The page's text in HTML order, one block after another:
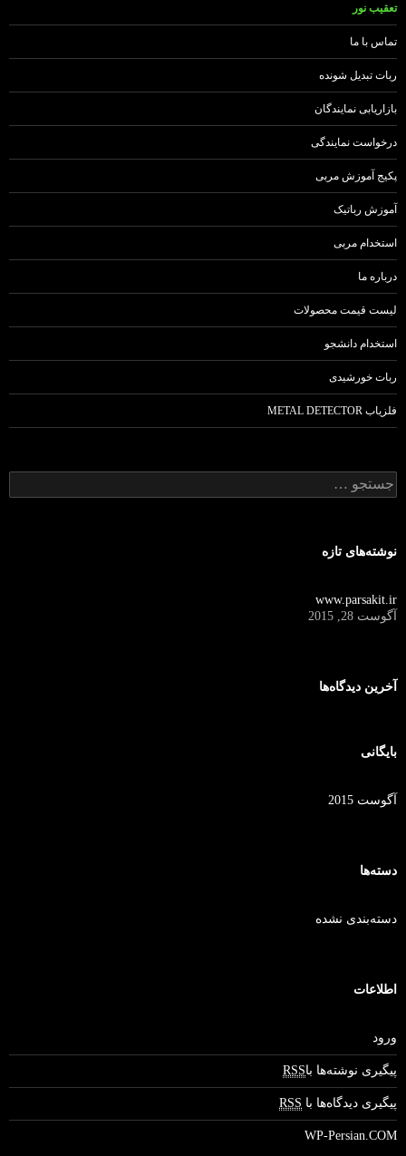
تعقیب نور
تماس با ما
ربات تبدیل شونده
بازاریابی نمایندگان
درخواست نمایندگی
پکیج آموزش مربی
آموزش رباتیک
استخدام مربی
درباره ما
لیست قیمت محصولات
استخدام دانشجو
ربات خورشیدی
فلزیاب METAL DETECTOR
س
ی
نوشته‌های تازه
www.parsakit.ir
آگوست 28, 2015
آخرین دیدگاه‌ها
بایگانی
آگوست 2015
دسته‌ها
دسته‌بندی نشده
اطلاعات
ورود
پیگیری نوشته‌ها باRSS
پیگیری دیدگاه‌ها با RSS
WP-Persian.COM